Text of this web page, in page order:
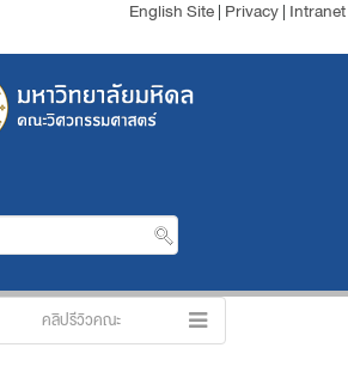
English Site| Privacy| Intranet
คลิปรีวิวคณะ